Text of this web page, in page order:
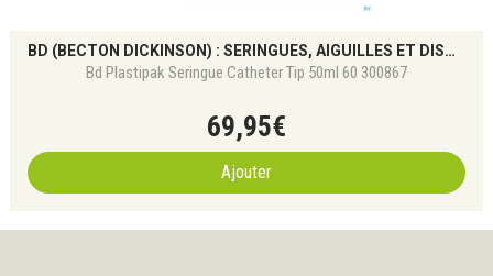
BD (BECTON DICKINSON) : SERINGUES, AIGUILLES ET DISPOSITIFS MÉDICAUX DE PRÉCISION
Bd Plastipak Seringue Catheter Tip 50ml 60 300867
69,95€
Ajouter